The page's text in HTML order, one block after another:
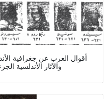
أقوال العرب عن جغرافية
والآثار الأندلسية